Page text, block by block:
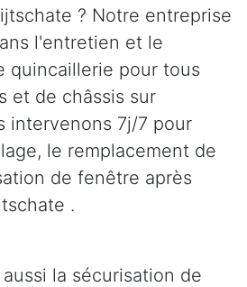
? Notre entreprise
l'entretien et le
quincaillerie pour tous
et de châssis sur
intervenons 7j/7 pour
le remplacement de
de fenêtre après
.
la sécurisation de